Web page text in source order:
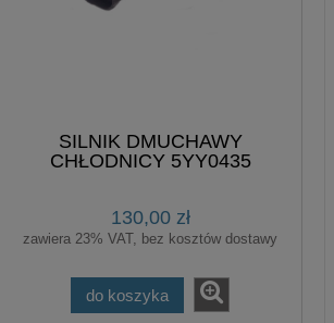
SILNIK DMUCHAWY
CHŁODNICY 5YY0435
130,00 zł
zawiera 23% VAT, bez kosztów dostawy
do koszyka